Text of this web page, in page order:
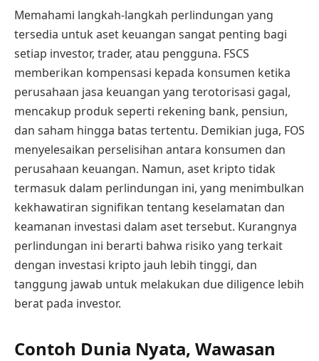
Memahami langkah-langkah perlindungan yang
tersedia untuk aset keuangan sangat penting bagi
setiap investor, trader, atau pengguna. FSCS
memberikan kompensasi kepada konsumen ketika
perusahaan jasa keuangan yang terotorisasi gagal,
mencakup produk seperti rekening bank, pensiun,
dan saham hingga batas tertentu. Demikian juga, FOS
menyelesaikan perselisihan antara konsumen dan
perusahaan keuangan. Namun, aset kripto tidak
termasuk dalam perlindungan ini, yang menimbulkan
kekhawatiran signifikan tentang keselamatan dan
keamanan investasi dalam aset tersebut. Kurangnya
perlindungan ini berarti bahwa risiko yang terkait
dengan investasi kripto jauh lebih tinggi, dan
tanggung jawab untuk melakukan due diligence lebih
berat pada investor.
Contoh Dunia Nyata, Wawasan